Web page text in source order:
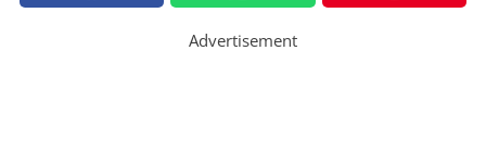
Advertisement